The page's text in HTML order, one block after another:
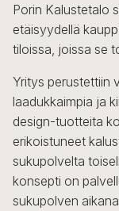
Porin Kalustetalo
etäisyydellä
tiloissa, joissa se
Yritys perustettiin
laadukkaimpia ja
design-tuotteita
erikoistuneet
sukupolvelta
konsepti on
sukupolven